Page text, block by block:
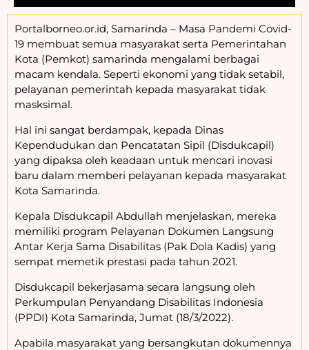
Portalborneo.or.id, Samarinda – Masa Pandemi Covid-
19 membuat semua masyarakat serta Pemerintahan
Kota (Pemkot) samarinda mengalami berbagai
macam kendala. Seperti ekonomi yang tidak setabil,
pelayanan pemerintah kepada masyarakat tidak
masksimal.
Hal ini sangat berdampak, kepada Dinas
Kependudukan dan Pencatatan Sipil (Disdukcapil)
yang dipaksa oleh keadaan untuk mencari inovasi
baru dalam memberi pelayanan kepada masyarakat
Kota Samarinda.
Kepala Disdukcapil Abdullah menjelaskan, mereka
memiliki program Pelayanan Dokumen Langsung
Antar Kerja Sama Disabilitas (Pak Dola Kadis) yang
sempat memetik prestasi pada tahun 2021.
Disdukcapil bekerjasama secara langsung oleh
Perkumpulan Penyandang Disabilitas Indonesia
(PPDI) Kota Samarinda, Jumat (18/3/2022).
Apabila masyarakat yang bersangkutan dokumennya